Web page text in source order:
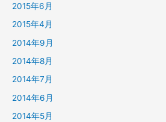
2015年6月
2015年4月
2014年9月
2014年8月
2014年7月
2014年6月
2014年5月